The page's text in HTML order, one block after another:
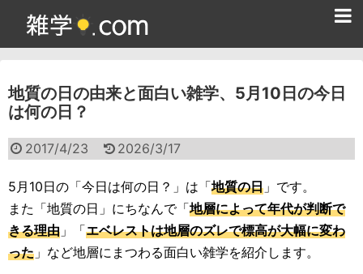
地質の日の由来と面白い雑学、5月10日の今日
は何の日？
2017/4/23 2026/3/17
5月10日の「今日は何の日？」は「地質の日 」です。
また「地質の日」にちなんで「地層によって年代が判断で
きる理由 」「エベレストは地層のズレで標高が大幅に変わ
った 」など地層にまつわる面白い雑学を紹介します。
雑学クイズ問題集
面白い雑学
ためになる雑学
スポーツ雑学